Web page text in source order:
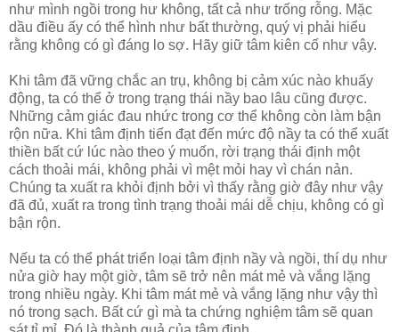
như mình ngồi trong hư không, tất cả như trống rỗng. Mặc
dầu điều ấy có thể hình như bất thường, quý vị phải hiểu
rằng không có gì đáng lo sợ. Hãy giữ tâm kiên cố như vậy.
Khi tâm đã vững chắc an trụ, không bị cảm xúc nào khuấy
động, ta có thể ở trong trạng thái nầy bao lâu cũng được.
Những cảm giác đau nhức trong cơ thể không còn làm bận
rộn nữa. Khi tâm định tiến đạt đến mức độ nầy ta có thể xuất
thiền bất cứ lúc nào theo ý muốn, rời trạng thái định một
cách thoải mái, không phải vì mệt mỏi hay vì chán nản.
Chúng ta xuất ra khỏi định bởi vì thấy rằng giờ đây như vậy
đã đủ, xuất ra trong tình trạng thoải mái dễ chịu, không có gì
bận rộn.
Nếu ta có thể phát triển loại tâm định nầy và ngồi, thí dụ như
nửa giờ hay một giờ, tâm sẽ trở nên mát mẻ và vắng lặng
trong nhiều ngày. Khi tâm mát mẻ và vắng lặng như vậy thì
nó trong sạch. Bất cứ gì mà ta chứng nghiệm tâm sẽ quan